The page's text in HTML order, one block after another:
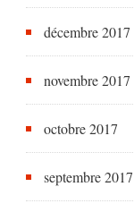
décembre 2017
novembre 2017
octobre 2017
septembre 2017